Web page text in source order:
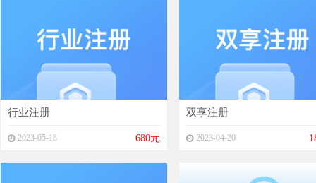
行业注册
2023-05-18 680元
双享注册
2023-04-20